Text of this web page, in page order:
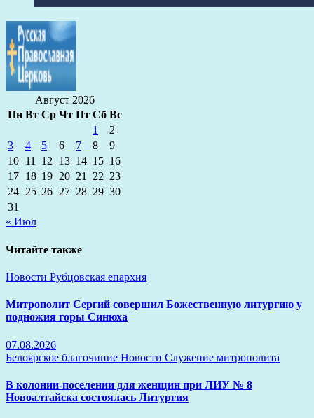
Август 2026
Пн Вт Ср Чт Пт Сб Вс
1
2
3
4 5 6 7 8
9
10 11 12 13 14 15 16
17 18 19 20 21 22 23
24 25 26 27 28 29 30
31
« Июл
Читайте также
Новости Рубцовская епархия
Митрополит Сергий совершил Божественную литургию у
подножия горы Синюха
07.08.2026
Белоярское благочиние Новости Служение митрополита
В колонии-поселении для женщин при ЛИУ № 8
Новоалтайска состоялась Литургия